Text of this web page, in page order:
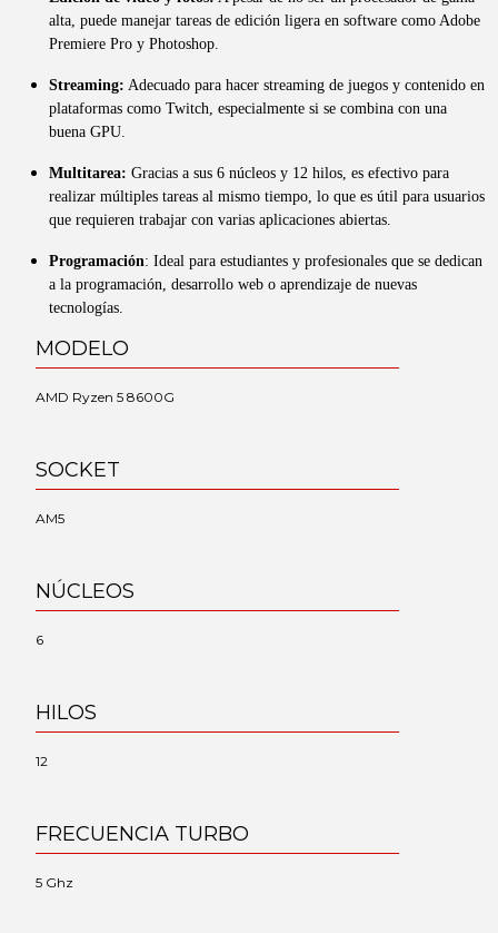
alta, puede manejar tareas de edición ligera en software como Adobe
Premiere Pro y Photoshop.
Streaming: Adecuado para hacer streaming de juegos y contenido en
plataformas como Twitch, especialmente si se combina con una
buena GPU.
Multitarea: Gracias a sus 6 núcleos y 12 hilos, es efectivo para
realizar múltiples tareas al mismo tiempo, lo que es útil para usuarios
que requieren trabajar con varias aplicaciones abiertas.
Programación: Ideal para estudiantes y profesionales que se dedican
a la programación, desarrollo web o aprendizaje de nuevas
tecnologías.
MODELO
AMD Ryzen 5 8600G
SOCKET
AM5
NÚCLEOS
6
HILOS
12
FRECUENCIA TURBO
5 Ghz